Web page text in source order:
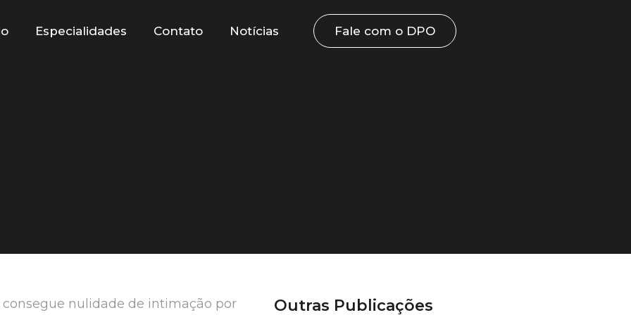
Especialidades Contato Notícias Fale com o DPO
nulidade de intimação por
Outras Publicações